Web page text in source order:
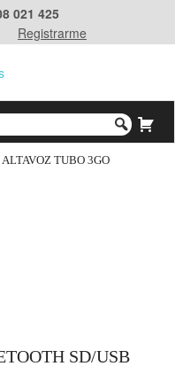
021 425
Registrarme
ALTAVOZ TUBO 3GO
SD/USB